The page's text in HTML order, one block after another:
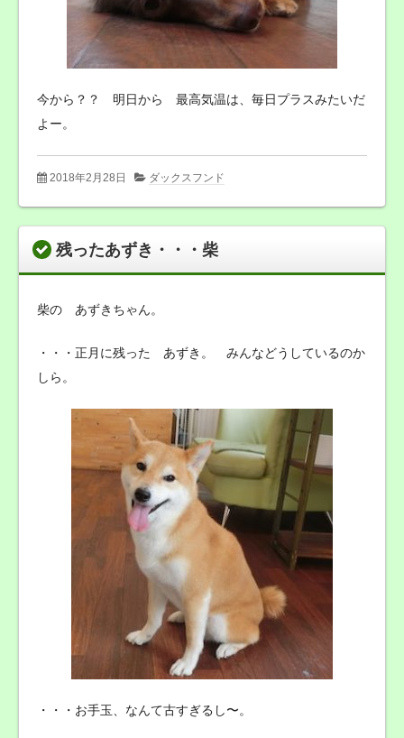
今から？？ 明日から 最高気温は、毎日プラスみたいだ
よー。
2018年2月28日 ダックスフンド
残ったあずき・・・柴
柴の あずきちゃん。
・・・正月に残った あずき。 みんなどうしているのか
しら。
・・・お手玉、なんて古すぎるし〜。